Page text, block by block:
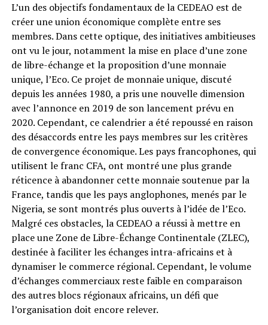
L’un des objectifs fondamentaux de la CEDEAO est de
créer une union économique complète entre ses
membres. Dans cette optique, des initiatives ambitieuses
ont vu le jour, notamment la mise en place d’une zone
de libre-échange et la proposition d’une monnaie
unique, l’Eco. Ce projet de monnaie unique, discuté
depuis les années 1980, a pris une nouvelle dimension
avec l’annonce en 2019 de son lancement prévu en
2020. Cependant, ce calendrier a été repoussé en raison
des désaccords entre les pays membres sur les critères
de convergence économique. Les pays francophones, qui
utilisent le franc CFA, ont montré une plus grande
réticence à abandonner cette monnaie soutenue par la
France, tandis que les pays anglophones, menés par le
Nigeria, se sont montrés plus ouverts à l’idée de l’Eco.
Malgré ces obstacles, la CEDEAO a réussi à mettre en
place une Zone de Libre-Échange Continentale (ZLEC),
destinée à faciliter les échanges intra-africains et à
dynamiser le commerce régional. Cependant, le volume
d’échanges commerciaux reste faible en comparaison
des autres blocs régionaux africains, un défi que
l’organisation doit encore relever.